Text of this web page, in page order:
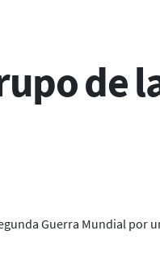
de
Guerra Mundial